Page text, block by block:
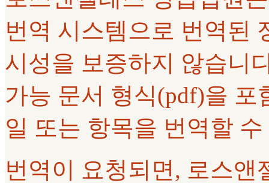
번역 시스템으로 번역된
시성을 보증하지 않습니
가능 문서 형식(pdf)을
일 또는 항목을 번역할
번역이 요청되면, 로스